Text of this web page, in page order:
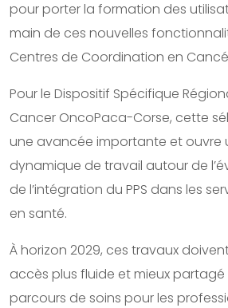
pour porter la formation des
main de ces nouvelles
Centres de Coordination en
Pour le Dispositif Spécifique
Cancer OncoPaca-Corse, cette
une avancée importante et ouvre
dynamique de travail autour de
de l’intégration du PPS dans les
en santé.
À horizon 2029, ces travaux
accès plus fluide et mieux
parcours de soins pour les